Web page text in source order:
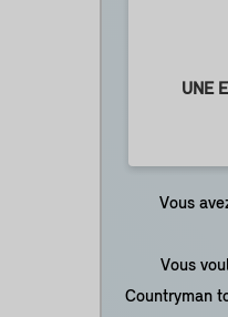
UNE
Vous
Vous
Countryman